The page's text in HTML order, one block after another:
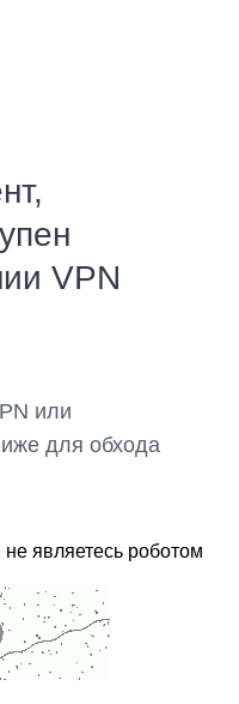
VPN
или
для обхода
являетесь роботом